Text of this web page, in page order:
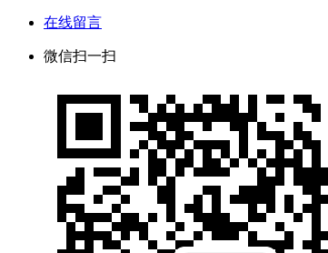
在线留言
微信扫一扫